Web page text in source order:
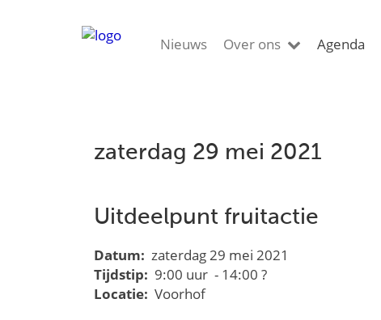
Nieuws Over ons Agenda
zaterdag 29 mei 2021
Uitdeelpunt fruitactie
Datum: zaterdag 29 mei 2021
Tijdstip: 9:00 uur - 14:00 ?
Locatie: Voorhof